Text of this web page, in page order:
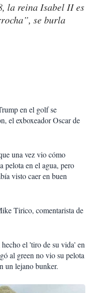
la reina Isabel II es
se burla
en el golf se
el exboxeador Oscar de
una vez vio cómo
pelota en el agua, pero
visto caer en buen
Tirico, comentarista de
el 'tiro de su vida' en
al green no vio su pelota
un lejano bunker.